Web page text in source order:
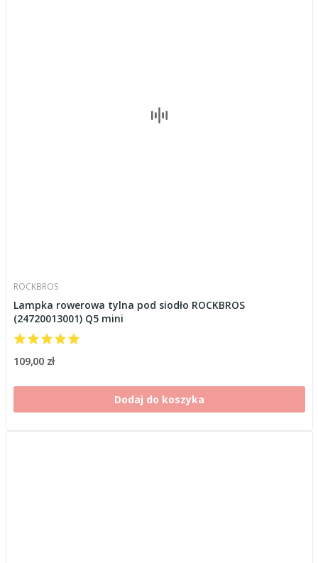
ROCKBROS
Lampka rowerowa tylna pod siodło ROCKBROS
(24720013001) Q5 mini
109,00 zł
Dodaj do koszyka